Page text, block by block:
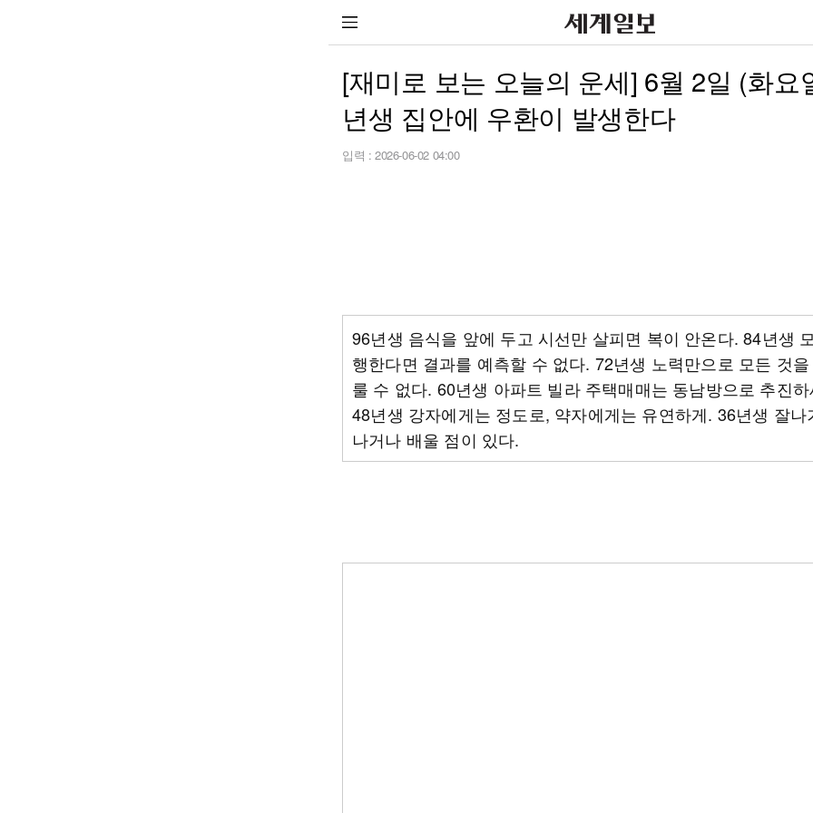
[재미로 보는 오늘의 운세] 6월 2일 (화요
년생 집안에 우환이 발생한다
입력 : 2026-06-02 04:00
96년생 음식을 앞에 두고 시선만 살피면 복이 안온다. 84년생
행한다면 결과를 예측할 수 없다. 72년생 노력만으로 모든 것
룰 수 없다. 60년생 아파트 빌라 주택매매는 동남방으로 추진
48년생 강자에게는 정도로, 약자에게는 유연하게. 36년생 잘나
나거나 배울 점이 있다.